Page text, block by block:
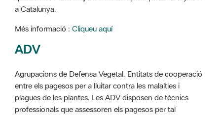
a Catalunya.
Més informació : Cliqueu aquí
ADV
Agrupacions de Defensa Vegetal. Entitats de cooperació
entre els pagesos per a lluitar contra les malalties i
plagues de les plantes. Les ADV disposen de tècnics
professionals que assessoren els pagesos per tal